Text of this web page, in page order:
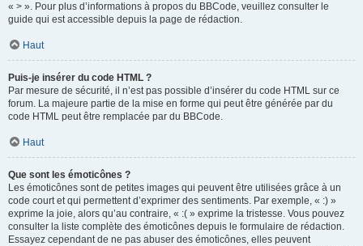
« > ». Pour plus d’informations à propos du BBCode, veuillez consulter le
guide qui est accessible depuis la page de rédaction.
Haut
Puis-je insérer du code HTML ?
Par mesure de sécurité, il n’est pas possible d’insérer du code HTML sur ce
forum. La majeure partie de la mise en forme qui peut être générée par du
code HTML peut être remplacée par du BBCode.
Haut
Que sont les émoticônes ?
Les émoticônes sont de petites images qui peuvent être utilisées grâce à un
code court et qui permettent d’exprimer des sentiments. Par exemple, « :) »
exprime la joie, alors qu’au contraire, « :( » exprime la tristesse. Vous pouvez
consulter la liste complète des émoticônes depuis le formulaire de rédaction.
Essayez cependant de ne pas abuser des émoticônes, elles peuvent